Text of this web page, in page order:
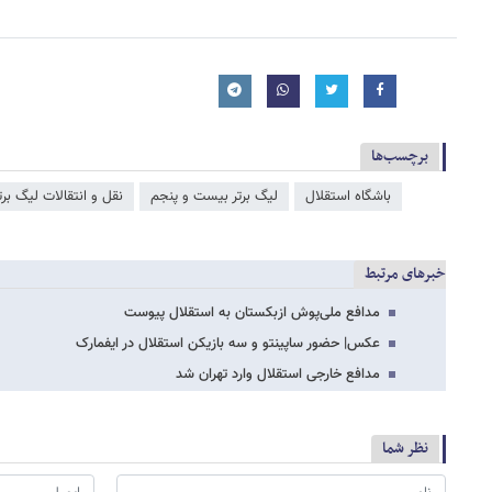
برچسب‌ها
باشگاه استقلال لیگ برتر بیست و پنجم نقل و انتقالات لیگ
خبرهای مرتبط
مدافع ملی‌پوش ازبکستان به استقلال پیوست
عکس| حضور ساپینتو و سه بازیکن استقلال در ایفمارک
مدافع خارجی استقلال وارد تهران شد
نظر شما